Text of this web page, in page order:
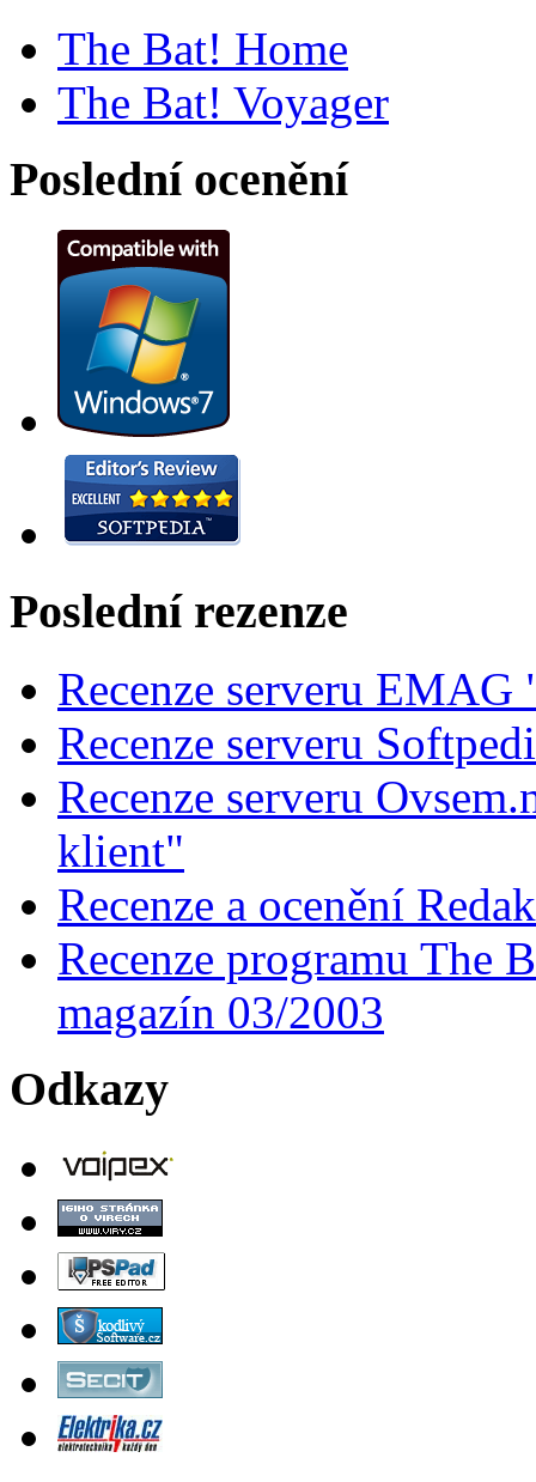
The Bat! Home
The Bat! Voyager
Poslední ocenění
Poslední rezenze
Recenze serveru
Recenze serveru
Recenze serveru
klient"
Recenze a ocenění
Recenze programu The
magazín 03/2003
Odkazy